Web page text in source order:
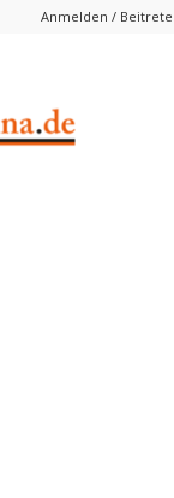
Anmelden /